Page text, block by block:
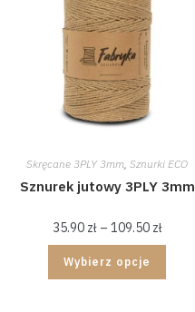
Skręcane 3PLY 3mm,Sznurki ECO
Sznurek jutowy 3PLY 3mm
35.90 zł – 109.50 zł
Wybierz opcje